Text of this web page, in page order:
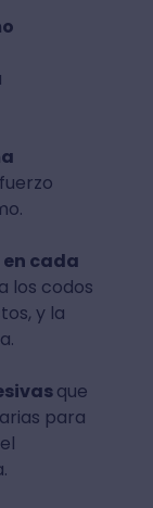
cada
los codos
y la
que
para